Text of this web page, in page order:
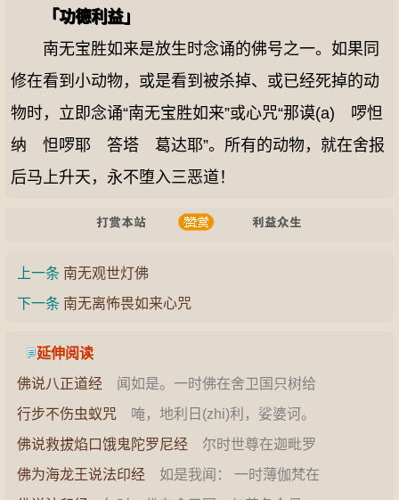
「功德利益」
南无宝胜如来是放生时念诵的佛号之一。如果同
修在看到小动物，或是看到被杀掉、或已经死掉的动
物时，立即念诵“南无宝胜如来”或心咒“那谟(a) 啰怛
纳 怛啰耶 答塔 葛达耶”。所有的动物，就在舍报
后马上升天，永不堕入三恶道！
上一条 南无观世灯佛
下一条 南无离怖畏如来心咒
延伸阅读
佛说八正道经 闻如是。一时佛在舍卫国只树给
孤独园。佛告诸弟子。听我说邪道亦说正道。何
行步不伤虫蚁咒 唵，地利日(zhi)利，娑婆诃。
&#8204;使用方法&…
佛说救拔焰口饿鬼陀罗尼经 尔时世尊在迦毗罗
城尼拘律那僧伽蓝所，与诸比丘并诸菩萨无数众
佛为海龙王说法印经 如是我闻： 一时薄伽梵在
海龙王宫，与大苾刍众千二百五十人俱，并与众